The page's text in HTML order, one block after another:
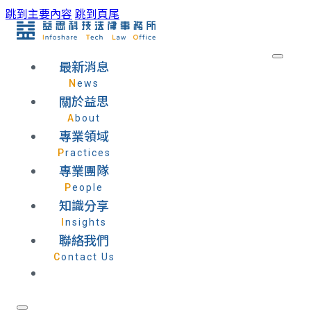
跳到主要內容 跳到頁尾
最新消息
News
關於益思
About
專業領域
Practices
專業團隊
People
知識分享
Insights
聯絡我們
Contact Us